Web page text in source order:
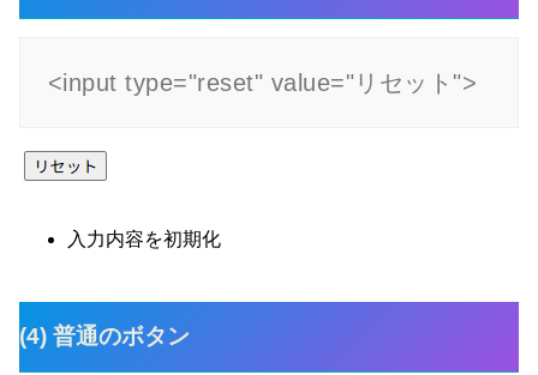
<input type="reset" value="リセット">
入力内容を初期化
(4) 普通のボタン